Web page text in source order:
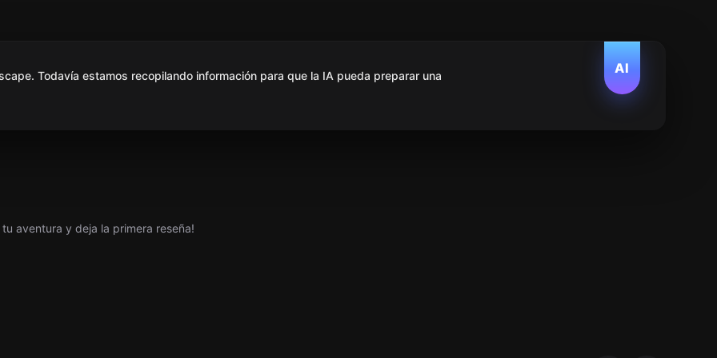
AI
Todavía estamos recopilando información para que la IA pueda preparar una
aventura y deja la primera reseña!